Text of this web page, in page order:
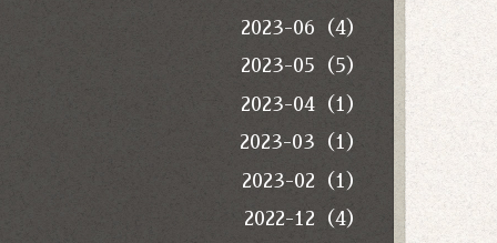
2023-06（4）
2023-05（5）
2023-04（1）
2023-03（1）
2023-02（1）
2022-12（4）